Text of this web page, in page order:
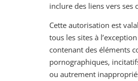
inclure des liens vers ses
Cette autorisation est
tous les sites à
contenant des éléments
pornographiques,
ou autrement